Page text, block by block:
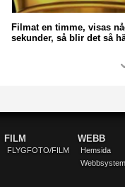
Filmat en timme, visas
sekunder, så blir det så
FILM
FLYGFOTO/FILM
WEBB
Hemsida
Webbsystem